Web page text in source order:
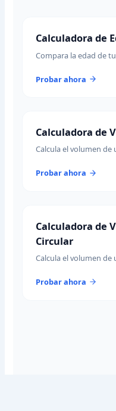
Calculadora de
Compara la edad de
Probar ahora
Calculadora de
Calcula el volumen
Probar ahora
Calculadora de
Circular
Calcula el volumen de
Probar ahora